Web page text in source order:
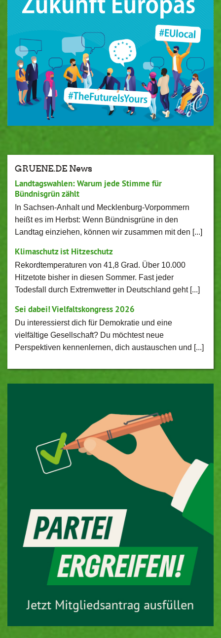
GRUENE.DE News
Landtagswahlen: Warum jede Stimme für
Bündnisgrün zählt
In Sachsen-Anhalt und Mecklenburg-Vorpommern
heißt es im Herbst: Wenn Bündnisgrüne in den
Landtag einziehen, können wir zusammen mit den [...]
Klimaschutz ist Hitzeschutz
Rekordtemperaturen von 41,8 Grad. Über 10.000
Hitzetote bisher in diesen Sommer. Fast jeder
Todesfall durch Extremwetter in Deutschland geht [...]
Sei dabei! Vielfaltskongress 2026
Du interessierst dich für Demokratie und eine
vielfältige Gesellschaft? Du möchtest neue
Perspektiven kennenlernen, dich austauschen und [...]